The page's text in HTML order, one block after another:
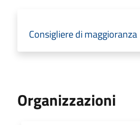
Consigliere di maggioranza
Organizzazioni